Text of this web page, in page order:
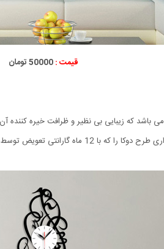
قیمت :50000 تومان
که زیبایی بی نظیر و ظرافت خیره کننده آن
می شود با قیمتی استثنایی سفارش دهید.